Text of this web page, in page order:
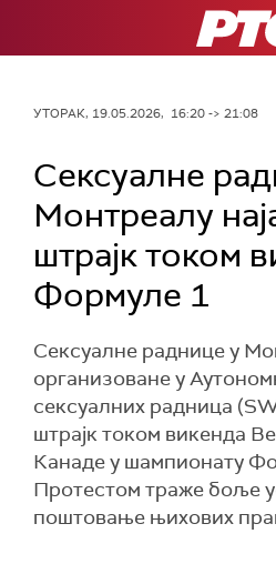
РТС
УТОРАК, 19.05.2026, 16:20 -> 21:08
Сексуалне
Монтреалу
штрајк током
Формуле 1
Сексуалне раднице у
организоване у
сексуалних радница
штрајк током викенда
Канаде у шампионату
Протестом траже боље
поштовање њихових